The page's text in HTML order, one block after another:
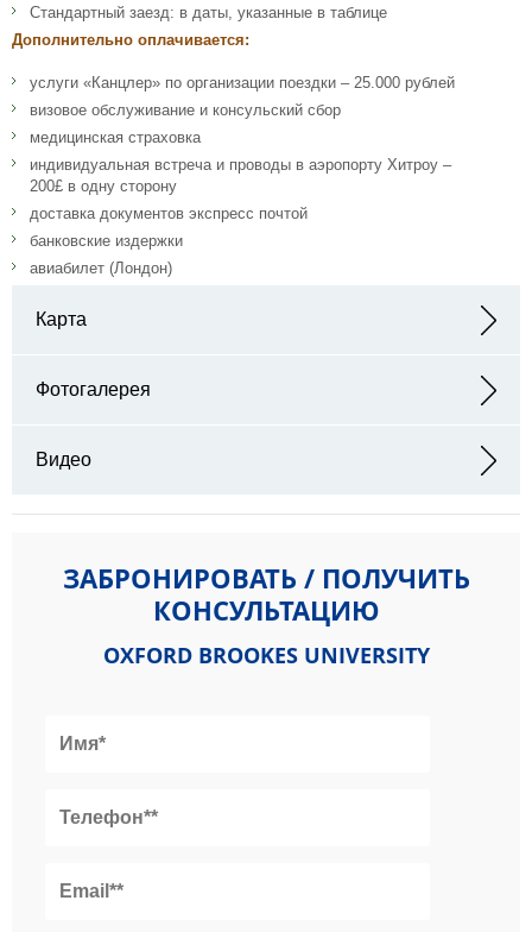
Стандартный заезд: в даты, указанные в таблице
Дополнительно оплачивается:
услуги «Канцлер» по организации поездки – 25.000 рублей
визовое обслуживание и консульский сбор
медицинская страховка
индивидуальная встреча и проводы в аэропорту Хитроу –
200£ в одну сторону
доставка документов экспресс почтой
банковские издержки
авиабилет (Лондон)
Карта
Hill, Botley, Oxford, OX2 9AT
Фотогалерея
Видео
ЗАБРОНИРОВАТЬ / ПОЛУЧИТЬ
КОНСУЛЬТАЦИЮ
OXFORD BROOKES UNIVERSITY